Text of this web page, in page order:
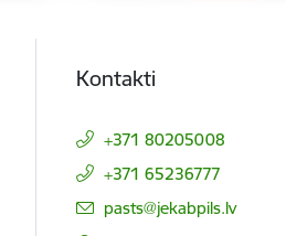
Kontakti
+371 80205008
+371 65236777
E-pasts:
pasts@jekabpils.lv